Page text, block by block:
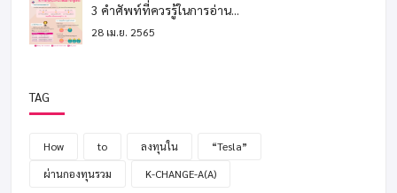
3 คำศัพท์ที่ควรรู้ในการอ่าน...
28 เม.ย. 2565
TAG
How to ลงทุนใน
“Tesla”
ผ่านกองทุนรวม
K-CHANGE-A(A)